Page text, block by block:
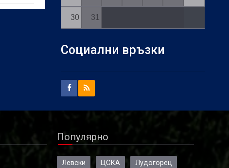
30 31
Социални връзки
Популярно
Левски ЦСКА Лудогорец